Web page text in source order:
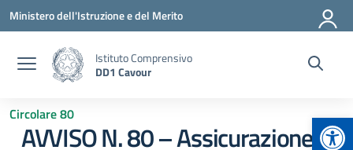
Vai ai contenuti
Vai al menu di navigazione
Vai al footer
Ministero dell'Istruzione e del Merito
Istituto Comprensivo
DD1 Cavour
Circolare 80
AVVISO N. 80 – Assicurazione